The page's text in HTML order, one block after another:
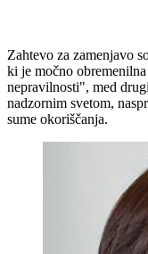
Zahtevo za zamenjavo
ki je močno
nepravilnosti", med
nadzornim svetom,
sume okoriščanja.